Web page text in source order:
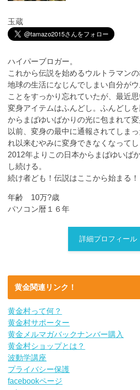
玉蔵
ハイパーブロガー。
これから伝説を始めるウルトラマンの
地球の生活になじんでしまい自分が
ことをすっかり忘れていたが、最近思
変身アイテムはふんどし。ふんどし
からまばゆいばかりの光に包まれて変
以前、変身の最中に通報されてしま
れ以来むやみに変身できなくなってし
2012年よりこの日本からまばゆいば
し続ける。
続け者ども！伝説はここから始まる！
年齢 10万?歳
パソコン暦１６年
詳細プロフィール
黄金関連リンク！
黄金村って何？
黄金村サポーター
黄金メルマガバックナンバー購入
黄金村ショップとは？
波動学講座
プライバシー保護
facebookページ